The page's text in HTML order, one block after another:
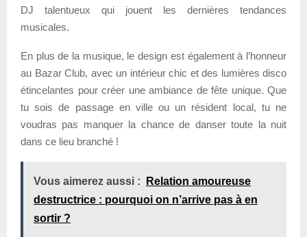
DJ talentueux qui jouent les dernières tendances
musicales.
En plus de la musique, le design est également à l’honneur
au Bazar Club, avec un intérieur chic et des lumières disco
étincelantes pour créer une ambiance de fête unique. Que
tu sois de passage en ville ou un résident local, tu ne
voudras pas manquer la chance de danser toute la nuit
dans ce lieu branché !
Vous aimerez aussi :
Relation amoureuse
destructrice : pourquoi on n’arrive pas à en
sortir ?